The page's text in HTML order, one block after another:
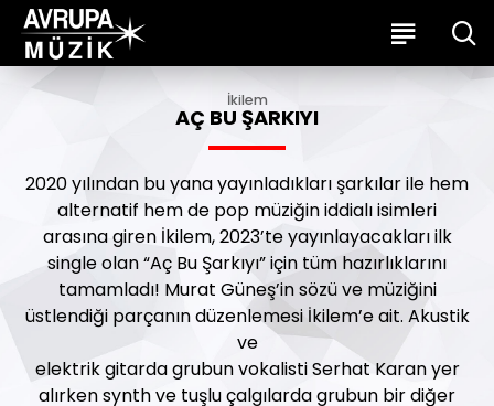
İkilem
AÇ BU ŞARKIYI
2020 yılından bu yana yayınladıkları şarkılar ile hem
alternatif hem de pop müziğin iddialı isimleri
arasına giren İkilem, 2023’te yayınlayacakları ilk
single olan “Aç Bu Şarkıyı” için tüm hazırlıklarını
tamamladı! Murat Güneş’in sözü ve müziğini
üstlendiği parçanın düzenlemesi İkilem’e ait. Akustik
ve
elektrik gitarda grubun vokalisti Serhat Karan yer
alırken synth ve tuşlu çalgılarda grubun bir diğer